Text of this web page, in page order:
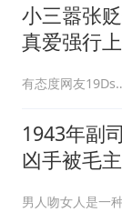
小三嚣张
真爱强行
有态度
1943年副
凶手被毛
男人吻女人是一